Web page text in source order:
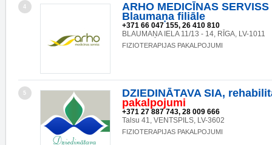
4
ARHO MEDICĪNAS SERVISS
Blaumaņa filiāle
+371 66 047 155, 26 410 810
BLAUMAŅA IELA 11/13 - 14, RĪGA, LV-1011
FIZIOTERAPIJAS PAKALPOJUMI
5
DZIEDINĀTAVA SIA,
pakalpojumi
+371 27 887 743, 28 009 666
Talsu 41, VENTSPILS, LV-3602
FIZIOTERAPIJAS PAKALPOJUMI